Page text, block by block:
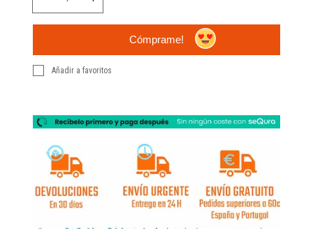
Cómprame!
Añadir a favoritos